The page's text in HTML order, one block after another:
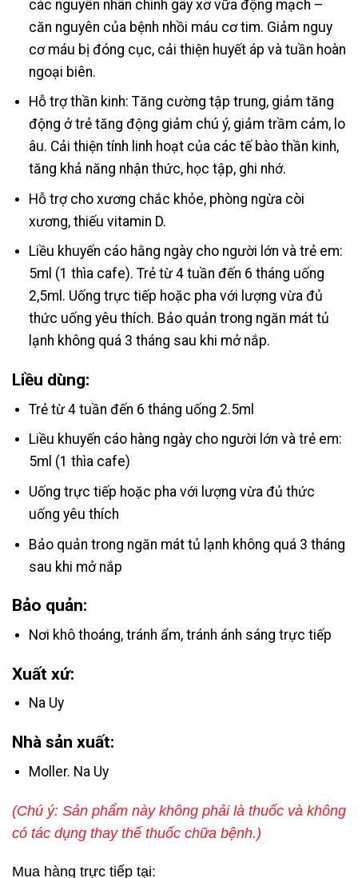
các nguyên nhân chính gây xơ vữa động mạch –
căn nguyên của bệnh nhồi máu cơ tim. Giảm nguy
cơ máu bị đóng cục, cải thiện huyết áp và tuần hoàn
ngoại biên.
Hỗ trợ thần kinh: Tăng cường tập trung, giảm tăng
động ở trẻ tăng động giảm chú ý, giảm trầm cảm, lo
âu. Cải thiện tính linh hoạt của các tế bào thần kinh,
tăng khả năng nhận thức, học tập, ghi nhớ.
Hỗ trợ cho xương chắc khỏe, phòng ngừa còi
xương, thiếu vitamin D.
Liều khuyến cáo hằng ngày cho người lớn và trẻ em:
5ml (1 thìa cafe). Trẻ từ 4 tuần đến 6 tháng uống
2,5ml. Uống trực tiếp hoặc pha với lượng vừa đủ
thức uống yêu thích. Bảo quản trong ngăn mát tủ
lạnh không quá 3 tháng sau khi mở nắp.
Liều dùng:
Trẻ từ 4 tuần đến 6 tháng uống 2.5ml
Liều khuyến cáo hàng ngày cho người lớn và trẻ em:
5ml (1 thìa cafe)
Uống trực tiếp hoặc pha với lượng vừa đủ thức
uống yêu thích
Bảo quản trong ngăn mát tủ lạnh không quá 3 tháng
sau khi mở nắp
Bảo quản:
Nơi khô thoáng, tránh ẩm, tránh ánh sáng trực tiếp
Xuất xứ:
Na Uy
Nhà sản xuất:
Moller. Na Uy
(Chú ý: Sản phẩm này không phải là thuốc và không
có tác dụng thay thế thuốc chữa bệnh.)
Mua hàng trực tiếp tại: